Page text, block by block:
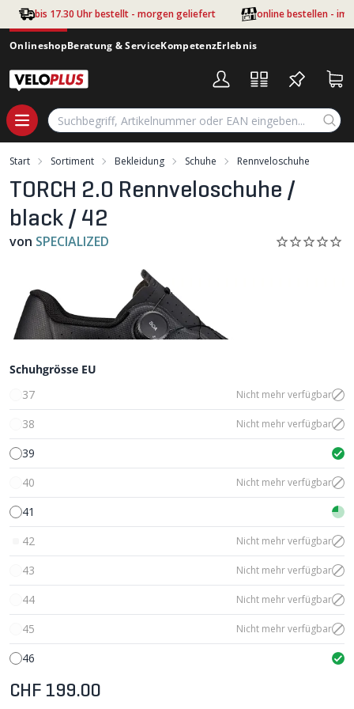
Zum Hauptinhalt springen
bis 17.30 Uhr bestellt - morgen geliefert online bestellen - im
OnlineshopBeratung & ServiceKompetenzErlebnis
Start Sortiment Bekleidung Schuhe Rennveloschuhe
TORCH 2.0 Rennveloschuhe /
black / 42
von SPECIALIZED
Schuhgrösse EU
37
Nicht mehr verfügbar
38 Nicht mehr verfügbar
39
40
Nicht mehr verfügbar
41
42
Nicht mehr verfügbar
43 Nicht mehr verfügbar
44 Nicht mehr verfügbar
45 Nicht mehr verfügbar
46
CHF 199.00